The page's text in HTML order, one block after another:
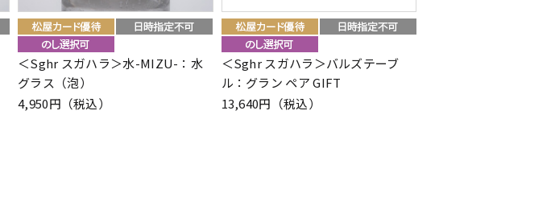
＜Sghr スガハラ＞水-MIZU-：水
グラス（泡）
4,950円（税込）
＜Sghr スガハラ＞バルズテーブ
ル：グラン ペア GIFT
13,640円（税込）